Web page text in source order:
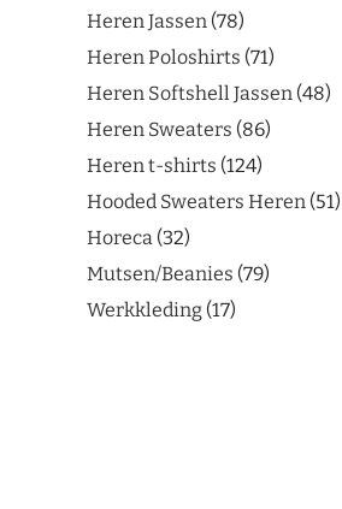
Heren Jassen 78
Heren Poloshirts 71
Heren Softshell Jassen 48
Heren Sweaters 86
Heren t-shirts 124
Hooded Sweaters Heren 51
Horeca 32
Mutsen/Beanies 79
Werkkleding 17